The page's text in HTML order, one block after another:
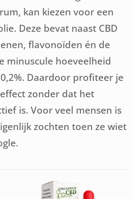
kan kiezen voor een
Deze bevat naast CBD
flavonoïden én de
minuscule hoeveelheid
Daardoor profiteer je
zonder dat het
is. Voor veel mensen is
zochten toen ze wiet